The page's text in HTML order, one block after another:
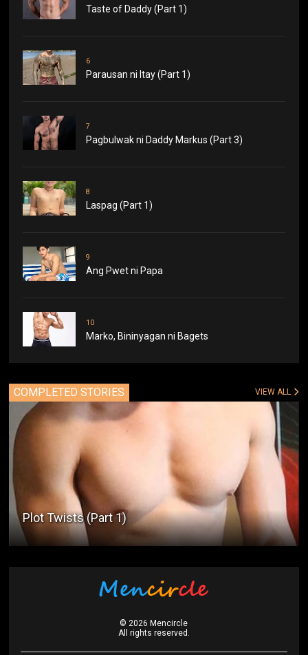
Taste of Daddy (Part 1)
6
Parausan ni Itay (Part 1)
7
Pagbulwak ni Daddy Markus (Part 3)
8
Laspag (Part 1)
9
Ang Pwet ni Papa
10
Marko, Bininyagan ni Bagets
COMPLETED STORIES VIEW ALL
Plot Twists (Part 1)
©2026 Mencircle
All rights reserved.